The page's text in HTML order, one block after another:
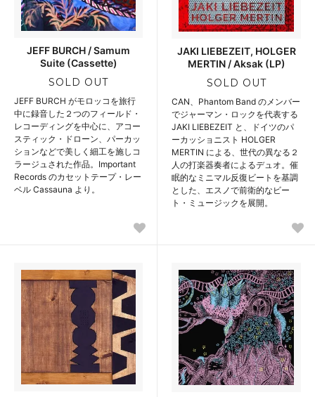
JEFF BURCH / Samum
Suite (Cassette)
SOLD OUT
JEFF BURCH がモロッコを旅行
中に録音した２つのフィールド・
レコーディングを中心に、アコー
スティック・ドローン、パーカッ
ションなどで美しく細工を施しコ
ラージュされた作品。Important
Records のカセットテープ・レー
ベル Cassauna より。
JAKI LIEBEZEIT, HOLGER
MERTIN / Aksak (LP)
SOLD OUT
CAN、Phantom Band のメンバー
でジャーマン・ロックを代表する
JAKI LIEBEZEIT と、ドイツのパ
ーカッショニスト HOLGER
MERTIN による、世代の異なる２
人の打楽器奏者によるデュオ。催
眠的なミニマル反復ビートを基調
とした、エスノで前衛的なビー
ト・ミュージックを展開。